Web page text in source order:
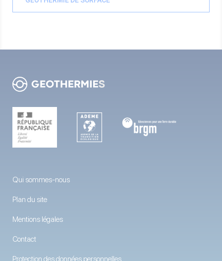
Qui sommes-nous
Plan du site
Mentions légales
Contact
Protection des données personnelles